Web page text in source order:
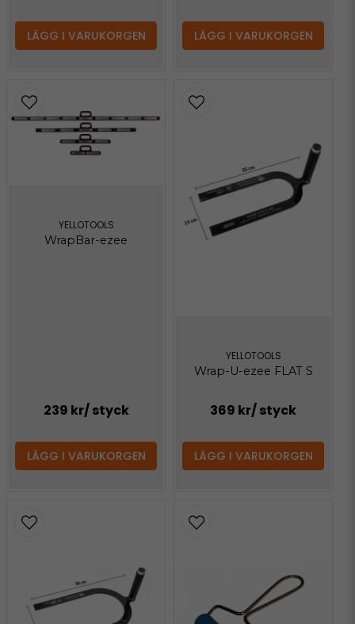
LÄGG I VARUKORGEN LÄGG I VARUKORGEN
YELLOTOOLS
WrapBar-ezee
239 kr/ styck
LÄGG I VARUKORGEN
YELLOTOOLS
Wrap-U-ezee FLAT S
369 kr/ styck
LÄGG I VARUKORGEN